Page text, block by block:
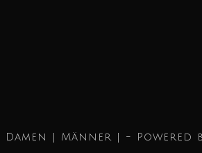
| Männer | - Powered